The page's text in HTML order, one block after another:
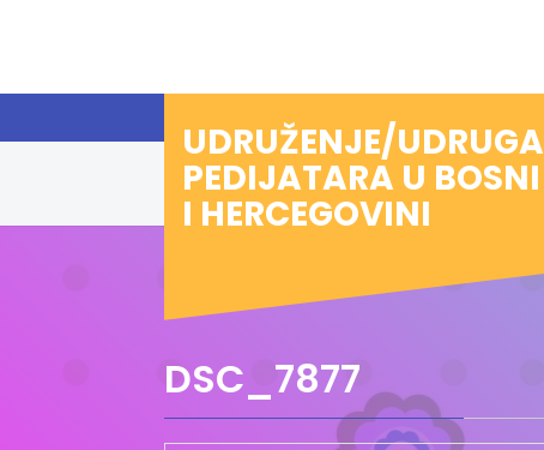
UDRUŽENJE/UDRUGA
PEDIJATARA U BOSNI
I HERCEGOVINI
DSC_7877